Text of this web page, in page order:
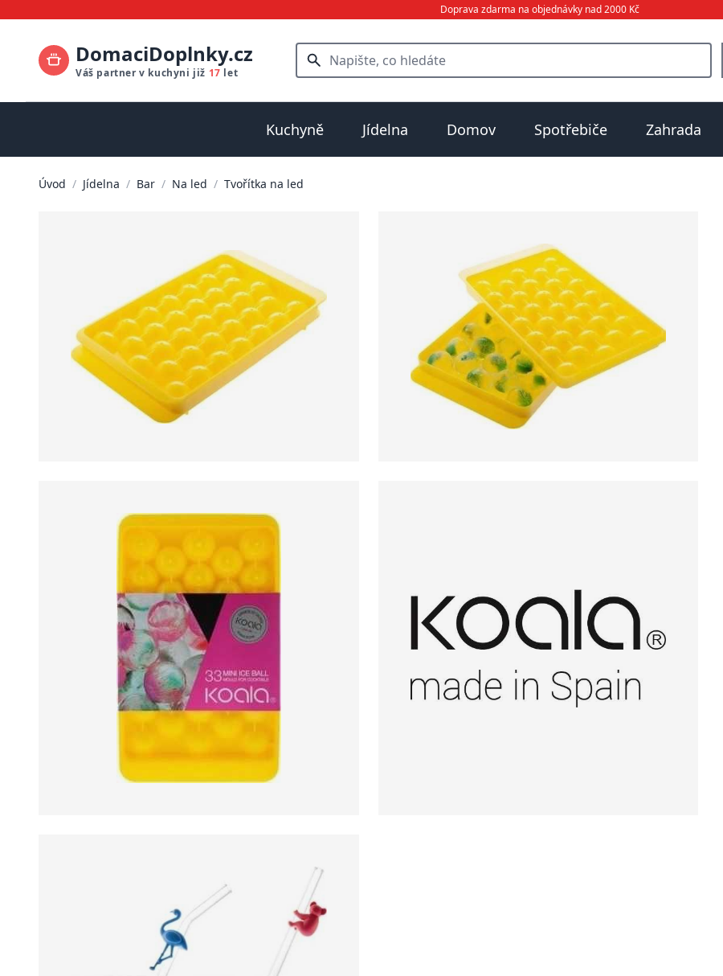
Doprava zdarma na objednávky nad 2000 Kč
DomaciDoplnky.cz
Váš partner v kuchyni již 17 let
Kuchyně Jídelna Domov Spotřebiče Zahrada
Úvod / Jídelna / Bar / Na led / Tvořítka na led